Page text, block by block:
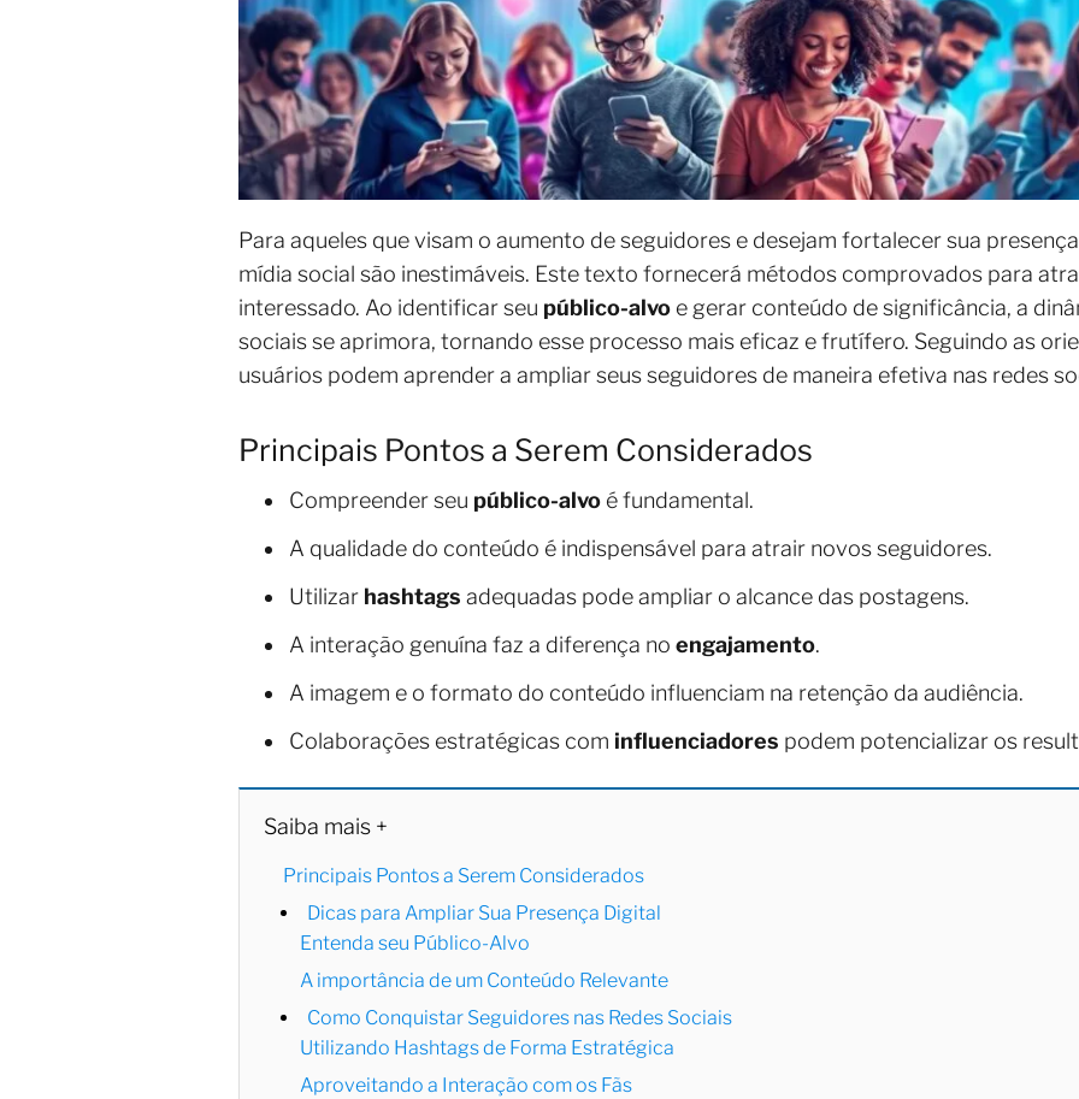
Para aqueles que visam o aumento de seguidores e desejam fortalecer sua
mídia social são inestimáveis. Este texto fornecerá métodos comprovados para
interessado. Ao identificar seu público-alvo e gerar conteúdo de significância, a
sociais se aprimora, tornando esse processo mais eficaz e frutífero. Seguindo as
usuários podem aprender a ampliar seus seguidores de maneira efetiva nas redes
Principais Pontos a Serem Considerados
Compreender seu público-alvo é fundamental.
A qualidade do conteúdo é indispensável para atrair novos seguidores.
Utilizar hashtags adequadas pode ampliar o alcance das postagens.
A interação genuína faz a diferença no engajamento.
A imagem e o formato do conteúdo influenciam na retenção da audiência.
Colaborações estratégicas com influenciadores podem potencializar os
Saiba mais +
Principais Pontos a Serem Considerados
Dicas para Ampliar Sua Presença Digital
Entenda seu Público-Alvo
A importância de um Conteúdo Relevante
Como Conquistar Seguidores nas Redes Sociais
Utilizando Hashtags de Forma Estratégica
Aproveitando a Interação com os Fãs